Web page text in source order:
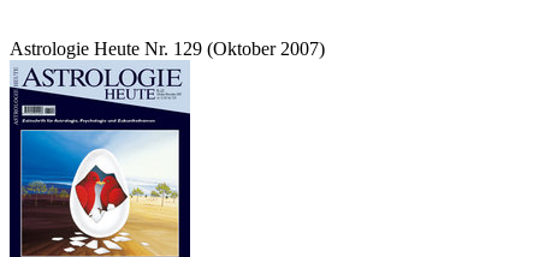
Astrologie Heute Nr. 129 (Oktober 2007)